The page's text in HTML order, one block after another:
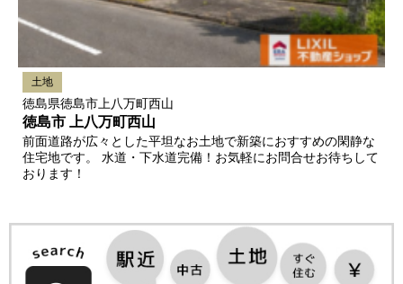
土地
徳島県徳島市上八万町西山
徳島市 上八万町西山
前面道路が広々とした平坦なお土地で新築におすすめの閑静な
住宅地です。 水道・下水道完備！お気軽にお問合せお待ちして
おります！